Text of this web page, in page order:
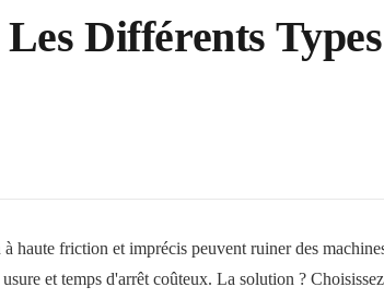
Les Différents
haute friction et imprécis peuvent ruiner des
et temps d'arrêt coûteux. La solution ?